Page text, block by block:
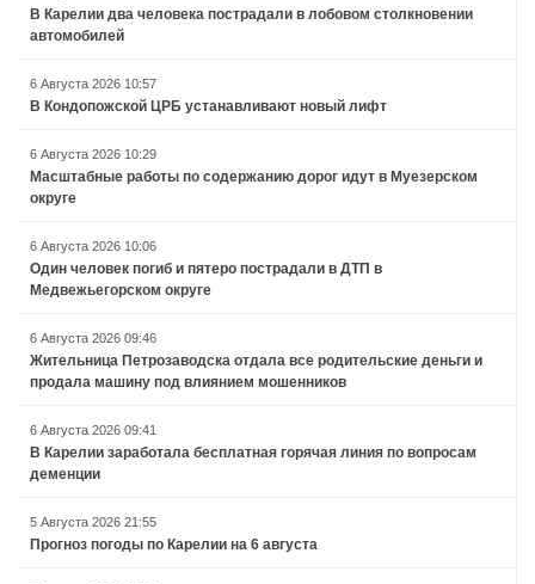
В Карелии два человека пострадали в лобовом столкновении
автомобилей
6 Августа 2026 10:57
В Кондопожской ЦРБ устанавливают новый лифт
6 Августа 2026 10:29
Масштабные работы по содержанию дорог идут в Муезерском
округе
6 Августа 2026 10:06
Один человек погиб и пятеро пострадали в ДТП в
Медвежьегорском округе
6 Августа 2026 09:46
Жительница Петрозаводска отдала все родительские деньги и
продала машину под влиянием мошенников
6 Августа 2026 09:41
В Карелии заработала бесплатная горячая линия по вопросам
деменции
5 Августа 2026 21:55
Прогноз погоды по Карелии на 6 августа